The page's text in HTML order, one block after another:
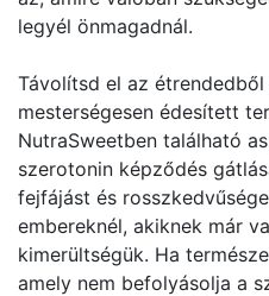
legyél önmagadnál.
Távolítsd el az
mesterségesen édesített
NutraSweetben található
szerotonin képződés
fejfájást és
embereknél, akiknek már
kimerültségük. Ha
amely nem befolyásolja a